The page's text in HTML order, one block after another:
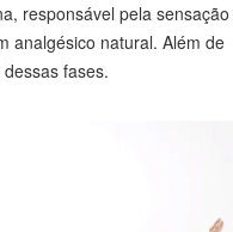
responsável pela sensação
analgésico natural. Além de
fases.